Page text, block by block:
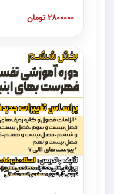
است که در دانشگاه
نکات کلیدی مربوط به
پیمان به همراه
2800000 تومان